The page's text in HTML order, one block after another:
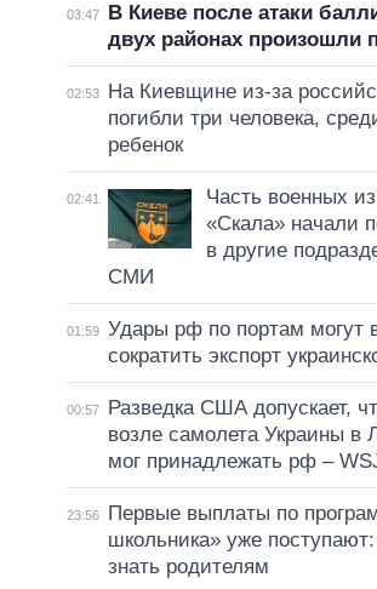
03:47
В Киеве после атаки
двух районах произошли
02:53
На Киевщине из-за
погибли три человека,
ребенок
02:41
Часть военных
«Скала» начали
в другие
СМИ
01:59 Удары рф по портам могут
сократить экспорт
00:57
Разведка США допускает,
возле самолета Украины в
мог принадлежать рф –
23:56
Первые выплаты по
школьника» уже
знать родителям